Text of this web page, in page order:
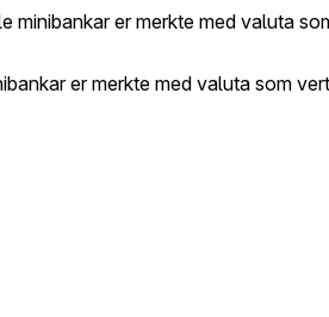
er merkte med valuta
er merkte med valuta som